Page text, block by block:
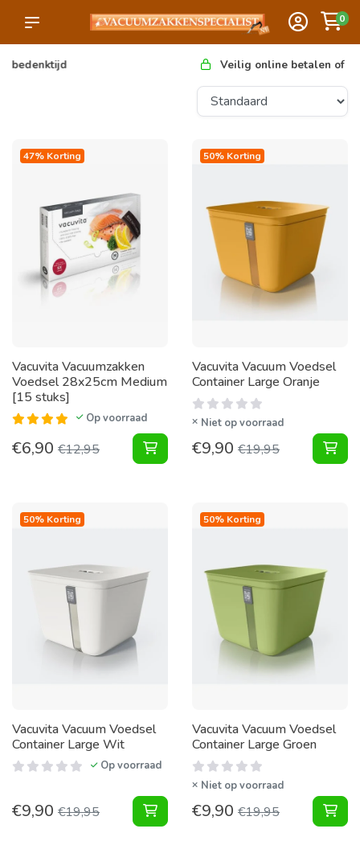
0
Veilig online betalen of achteraf via Riverty
47% Korting
Vacuvita Vacuumzakken
Voedsel 28x25cm Medium
[15 stuks]
Op voorraad
€6,90 €12,95 Vacuumzakken Voedsel 28x25cm
50% Korting
Vacuvita Vacuum Voedsel
Container Large Oranje
Niet op voorraad
€9,90 €19,95
50% Korting
Vacuvita Vacuum Voedsel
Container Large Wit
Op voorraad
€9,90 €19,95 Vacuum Voedsel Container Large
50% Korting
Vacuvita Vacuum Voedsel
Container Large Groen
Niet op voorraad
€9,90 €19,95